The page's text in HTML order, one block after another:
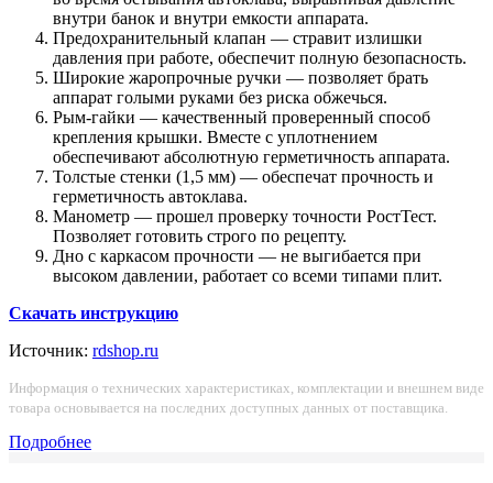
внутри банок и внутри емкости аппарата.
Предохранительный клапан — стравит излишки
давления при работе, обеспечит полную безопасность.
Широкие жаропрочные ручки — позволяет брать
аппарат голыми руками без риска обжечься.
Рым-гайки — качественный проверенный способ
крепления крышки. Вместе с уплотнением
обеспечивают абсолютную герметичность аппарата.
Толстые стенки (1,5 мм) — обеспечат прочность и
герметичность автоклава.
Манометр — прошел проверку точности РостТест.
Позволяет готовить строго по рецепту.
Дно с каркасом прочности — не выгибается при
высоком давлении, работает со всеми типами плит.
Скачать инструкцию
Источник: rdshop.ru
Информация о технических характеристиках, комплектации и внешнем виде
товара основывается на последних доступных данных от поставщика.
Подробнее